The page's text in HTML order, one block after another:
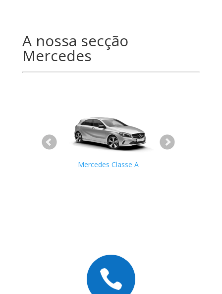
A nossa secção
Mercedes
Mercedes Classe A
